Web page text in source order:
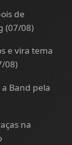
de
(07/08)
e vira tema
08)
Band pela
na